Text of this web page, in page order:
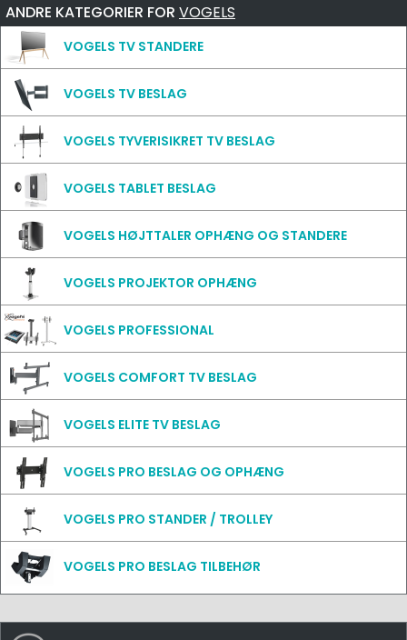
ANDRE KATEGORIER FOR VOGELS
VOGELS TV STANDERE
VOGELS TV BESLAG
VOGELS TYVERISIKRET TV BESLAG
VOGELS TABLET BESLAG
VOGELS HØJTTALER OPHÆNG OG STANDERE
VOGELS PROJEKTOR OPHÆNG
VOGELS PROFESSIONAL
VOGELS COMFORT TV BESLAG
VOGELS ELITE TV BESLAG
VOGELS PRO BESLAG OG OPHÆNG
VOGELS PRO STANDER / TROLLEY
VOGELS PRO BESLAG TILBEHØR